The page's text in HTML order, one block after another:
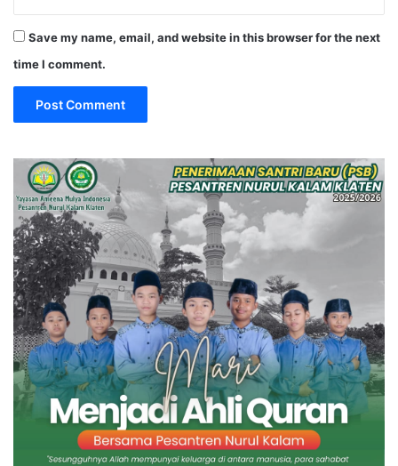
Save my name, email, and website in this browser for the next
time I comment.